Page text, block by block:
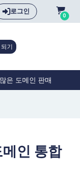
로그인 0
기
은 도메인 판매
인 통합